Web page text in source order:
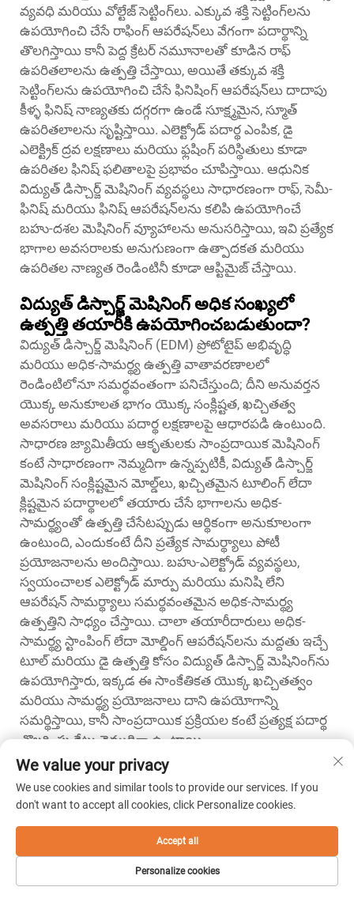
వ్యవధి మరియు వోల్టేజ్ సెట్టింగ్‌లు. ఎక్కువ శక్తి సెట్టింగ్‌లను
ఉపయోగించి చేసే రాఫింగ్ ఆపరేషన్‌లు వేగంగా పదార్థాన్ని
తొలగిస్తాయి కానీ పెద్ద క్రేటర్ నమూనాలతో కూడిన రాఫ్
ఉపరితలాలను ఉత్పత్తి చేస్తాయి, అయితే తక్కువ శక్తి
సెట్టింగ్‌లను ఉపయోగించి చేసే ఫినిషింగ్ ఆపరేషన్‌లు దాదాపు
కీళ్ళ ఫినిష్ నాణ్యతకు దగ్గరగా ఉండే సూక్ష్మమైన, స్మూత్
ఉపరితలాలను సృష్టిస్తాయి. ఎలెక్ట్రోడ్ పదార్థ ఎంపిక, డై
ఎలెక్ట్రిక్ ద్రవ లక్షణాలు మరియు ఫ్లషింగ్ పరిస్థితులు కూడా
ఉపరితల ఫినిష్ ఫలితాలపై ప్రభావం చూపిస్తాయి. ఆధునిక
విద్యుత్ డిస్చార్జ్ మెషినింగ్ వ్యవస్థలు సాధారణంగా రాఫ్, సెమీ-
ఫినిష్ మరియు ఫినిష్ ఆపరేషన్‌లను కలిపి ఉపయోగించే
బహు-దశల మెషినింగ్ వ్యూహాలను అనుసరిస్తాయి, ఇవి ప్రత్యేక
భాగాల అవసరాలకు అనుగుణంగా ఉత్పాదకత మరియు
ఉపరితల నాణ్యత రెండింటినీ కూడా ఆప్టిమైజ్ చేస్తాయి.
విద్యుత్ డిస్చార్జ్ మెషినింగ్ అధిక సంఖ్యలో
ఉత్పత్తి తయారీకి ఉపయోగించబడుతుందా?
విద్యుత్ డిస్చార్జ్ మెషినింగ్ (EDM) ప్రోటోటైప్ అభివృద్ధి
మరియు అధిక-సామర్థ్య ఉత్పత్తి వాతావరణాలలో
రెండింటిలోనూ సమర్థవంతంగా పనిచేస్తుంది; దీని అనువర్తన
యొక్క అనుకూలత భాగం యొక్క సంక్లిష్టత, ఖచ్చితత్వ
అవసరాలు మరియు పదార్థ లక్షణాలపై ఆధారపడి ఉంటుంది.
సాధారణ జ్యామితీయ ఆకృతులకు సాంప్రదాయిక మెషినింగ్
కంటే సాధారణంగా నెమ్మదిగా ఉన్నప్పటికీ, విద్యుత్ డిస్చార్జ్
మెషినింగ్ సంక్లిష్టమైన మోల్డ్‌లు, ఖచ్చితమైన టూలింగ్ లేదా
క్లిష్టమైన పదార్థాలలో తయారు చేసే భాగాలను అధిక-
సామర్థ్యంతో ఉత్పత్తి చేసేటప్పుడు ఆర్థికంగా అనుకూలంగా
ఉంటుంది, ఎందుకంటే దీని ప్రత్యేక సామర్థ్యాలు పోటీ
ప్రయోజనాలను అందిస్తాయి. బహు-ఎలెక్ట్రోడ్ వ్యవస్థలు,
స్వయంచాలక ఎలెక్ట్రోడ్ మార్పు మరియు మనిషి లేని
ఆపరేషన్ సామర్థ్యాలు సమర్థవంతమైన అధిక-సామర్థ్య
ఉత్పత్తిని సాధ్యం చేస్తాయి. చాలా తయారీదారులు అధిక-
సామర్థ్య స్టాంపింగ్ లేదా మోల్డింగ్ ఆపరేషన్‌లను మద్దతు ఇచ్చే
టూల్ మరియు డై ఉత్పత్తి కోసం విద్యుత్ డిస్చార్జ్ మెషినింగ్‌ను
ఉపయోగిస్తారు, ఇక్కడ ఈ సాంకేతికత యొక్క ఖచ్చితత్వం
మరియు సామర్థ్య ప్రయోజనాలు దాని ఉపయోగాన్ని
సమర్థిస్తాయి, కానీ సాంప్రదాయిక ప్రక్రియల కంటే ప్రత్యక్ష పదార్థ
తొలగింపు రేట్లు నెమ్మదిగా ఉంటాయి.
మునుపటిఃవైర్ కట్టింగ్ మెషీన్ స్మూత్ సర్ఫేస్ ఫినిష్‌లను ఎలా సాధిస్తుంది?
EDM యంత్రాలు అధునాతన తయారీ ప్రక్రియలను ఎలా మద్దతు ఇస్తాయి?
We value your privacy
We use cookies and similar tools to provide our services. If you
don't want to accept all cookies, click Personalize cookies.
Personalize cookies
Accept all